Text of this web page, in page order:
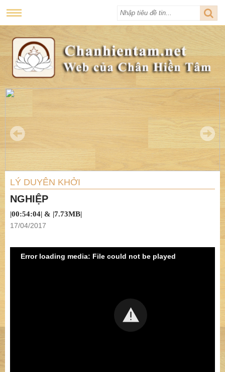
LÝ DUYÊN KHỞI
NGHIỆP
|00:54:04| & |7.73MB|
17/04/2017
Error loading media: File could not be played